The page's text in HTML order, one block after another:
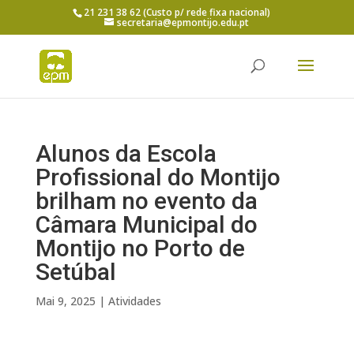
21 231 38 62 (Custo p/ rede fixa nacional)
secretaria@epmontijo.edu.pt
Alunos da Escola
Profissional do Montijo
brilham no evento da
Câmara Municipal do
Montijo no Porto de
Setúbal
Mai 9, 2025 | Atividades